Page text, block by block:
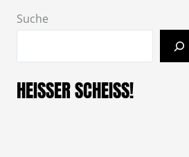
Suche
HEISSER SCHEISS!